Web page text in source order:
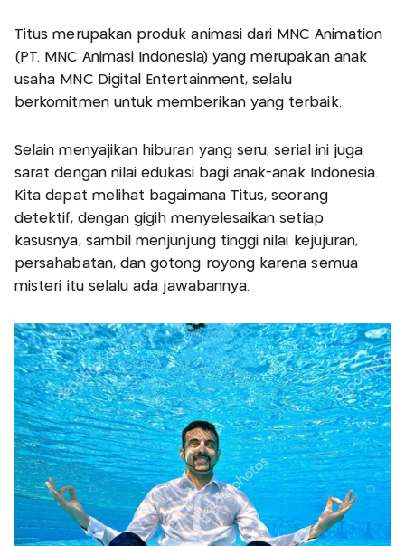
Titus merupakan produk animasi dari MNC Animation
(PT. MNC Animasi Indonesia) yang merupakan anak
usaha MNC Digital Entertainment, selalu
berkomitmen untuk memberikan yang terbaik.
Selain menyajikan hiburan yang seru, serial ini juga
sarat dengan nilai edukasi bagi anak-anak Indonesia.
Kita dapat melihat bagaimana Titus, seorang
detektif, dengan gigih menyelesaikan setiap
kasusnya, sambil menjunjung tinggi nilai kejujuran,
persahabatan, dan gotong royong karena semua
misteri itu selalu ada jawabannya.